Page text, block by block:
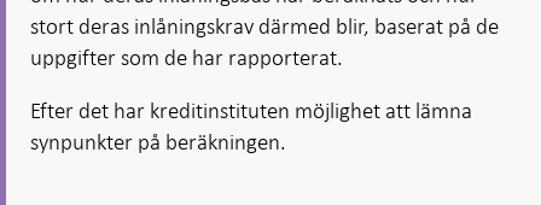
stort deras inlåningskrav därmed blir, baserat på de
uppgifter som de har rapporterat.
Efter det har kreditinstituten möjlighet att lämna
synpunkter på beräkningen.